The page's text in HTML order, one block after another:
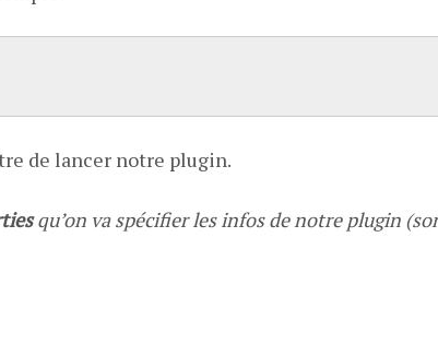
de lancer notre plugin.
qu’on va spécifier les infos de notre plugin